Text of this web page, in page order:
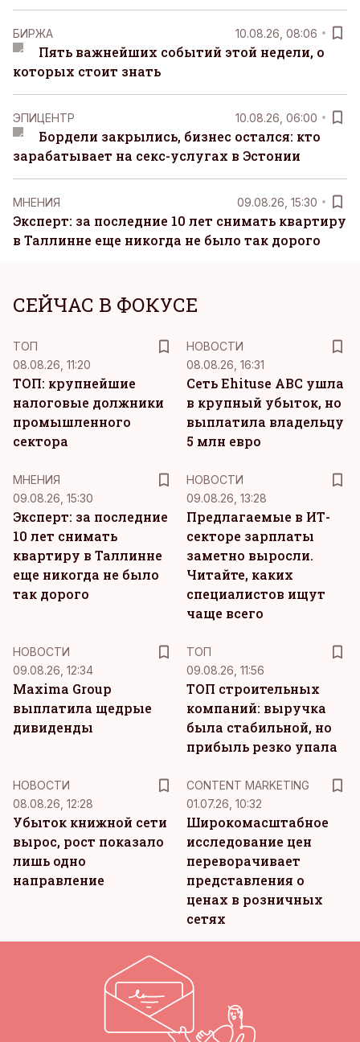
БИРЖА 10.08.26, 08:06
Пять важнейших событий этой недели, о
которых стоит знать
ЭПИЦЕНТР 10.08.26, 06:00
Бордели закрылись, бизнес остался: кто
зарабатывает на секс-услугах в Эстонии
MНЕНИЯ 09.08.26, 15:30
Эксперт: за последние 10 лет снимать квартиру
в Таллинне еще никогда не было так дорого
СЕЙЧАС В ФОКУСЕ
ТОП
08.08.26, 11:20
ТОП: крупнейшие
налоговые должники
промышленного
сектора
НОВОСТИ
08.08.26, 16:31
Сеть Ehituse ABC ушла
в крупный убыток, но
выплатила владельцу
5 млн евро
MНЕНИЯ
09.08.26, 15:30
Эксперт: за последние
10 лет снимать
квартиру в Таллинне
еще никогда не было
так дорого
НОВОСТИ
09.08.26, 13:28
Предлагаемые в ИТ-
секторе зарплаты
заметно выросли.
Читайте, каких
специалистов ищут
чаще всего
НОВОСТИ
09.08.26, 12:34
Maxima Group
выплатила щедрые
дивиденды
ТОП
09.08.26, 11:56
ТОП строительных
компаний: выручка
была стабильной, но
прибыль резко упала
НОВОСТИ
08.08.26, 12:28
Убыток книжной сети
вырос, рост показало
лишь одно
направление
CONTENT MARKETING
01.07.26, 10:32
Широкомасштабное
исследование цен
переворачивает
представления о
ценах в розничных
сетях